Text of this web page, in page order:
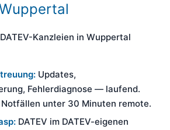
Kanzleien in Wuppertal
Updates,
Fehlerdiagnose — laufend.
unter 30 Minuten remote.
DATEV im DATEV-eigenen